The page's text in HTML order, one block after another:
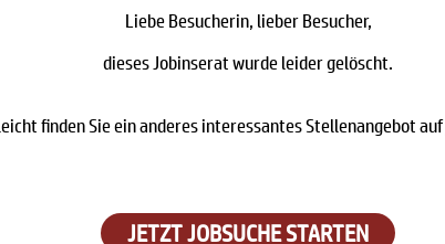
Liebe Besucherin, lieber Besucher,
dieses Jobinserat wurde leider gelöscht.
finden Sie ein anderes interessantes Stellenangebot auf
JETZT JOBSUCHE STARTEN